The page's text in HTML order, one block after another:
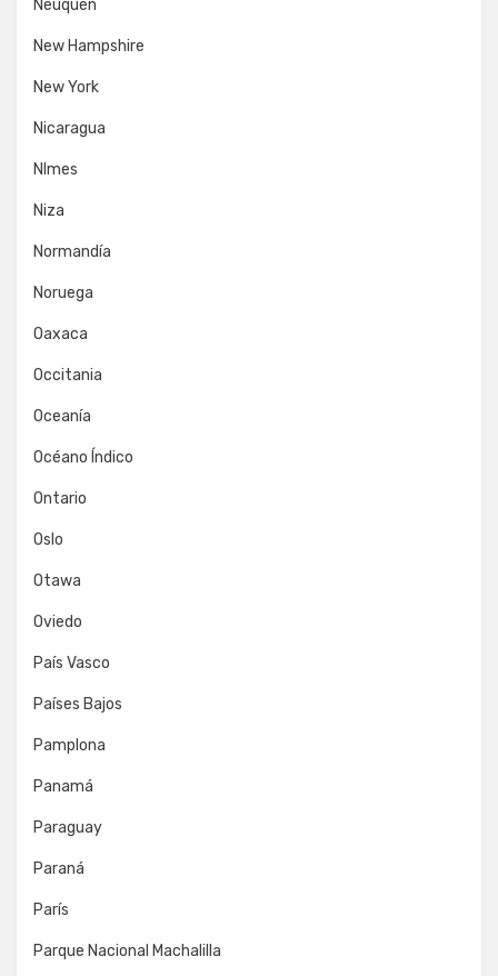
Neuquén
New Hampshire
New York
Nicaragua
NImes
Niza
Normandía
Noruega
Oaxaca
Occitania
Oceanía
Océano Índico
Ontario
Oslo
Otawa
Oviedo
País Vasco
Países Bajos
Pamplona
Panamá
Paraguay
Paraná
París
Parque Nacional Machalilla